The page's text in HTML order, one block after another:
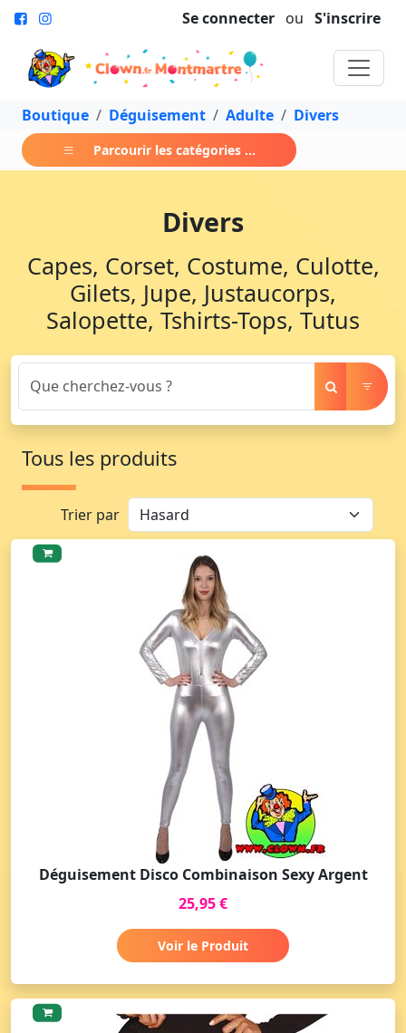
Se connecter ou S'inscrire
Boutique Déguisement Adulte Divers
Parcourir les catégories ...
Divers
Capes, Corset, Costume, Culotte,
Gilets, Jupe, Justaucorps,
Salopette, Tshirts-Tops, Tutus
Tous les produits
Trier par
Déguisement Disco Combinaison Sexy Argent
25,95 €
Voir le Produit